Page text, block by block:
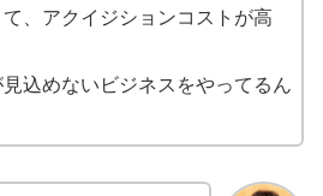
て、アクイジションコストが高
込めないビジネスをやってるん